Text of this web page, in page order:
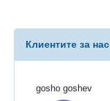
Клиентите за нас
gosho goshev